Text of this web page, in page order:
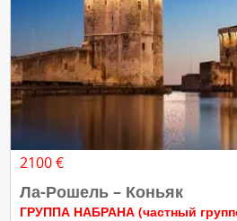
2100 €
Ла-Рошель – Коньяк
ГРУППА НАБРАНА (частный